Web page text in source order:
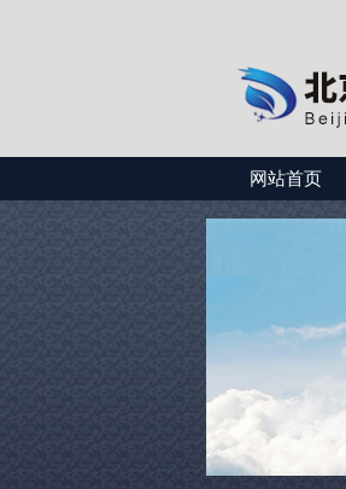
网站首页